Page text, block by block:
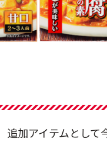
追加アイテムとし